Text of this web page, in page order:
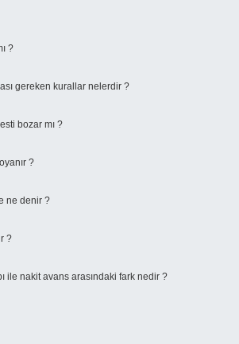
?
gereken kurallar nelerdir ?
bozar mı ?
?
ne denir ?
?
ile nakit avans arasındaki fark nedir ?